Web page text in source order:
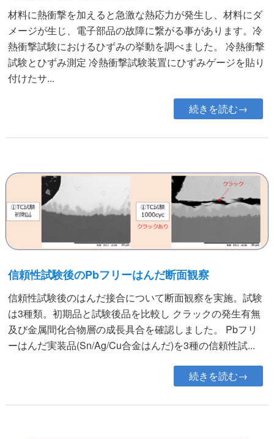
材料に熱衝撃を加えると急激な熱応力が発生し、材料にダ
メージが生じ、電子部品の故障に繋がる事があります。冷
熱衝撃試験におけるひずみの挙動を調べました。 冷熱衝撃
試験とひずみ測定 冷熱衝撃試験装置にひずみゲージを貼り
付けたサ...
続きを読む→
信頼性試験後のPbフリーはんだ断面観察
信頼性試験後のはんだ接合について断面観察を実施。試験
は3種類。初期品と試験後品を比較し クラックの発生有無
及び金属間化合物層の成長具合を確認しました。 Pbフリ
ーはんだ実装品(Sn/Ag/Cu合金はんだ)を3種の信頼性試...
続きを読む→